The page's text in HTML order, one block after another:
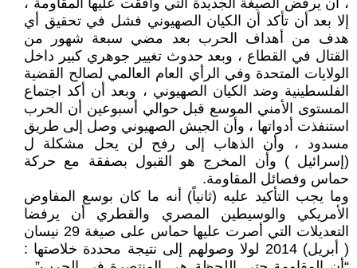
، أن يرفض الصيغة الجديدة التي وافقت عليها المقاومة ،
إلا بعد أن تأكد أن الكيان الصهيوني فشل في تحقيق أي
هدف من أهداف الحرب بعد مضي سبعة شهور من
القتال في القطاع ، وبعد حدوث تغيير جوهري كبير داخل
الولايات المتحدة وفي الرأي العام العالمي لصالح القضية
الفلسطينية وضد الكيان الصهيوني ، وبعد أن أكد اجتماع
المستوى الأمني الموسع قبل حوالي أسبوعين أن الحرب
استنفذت أدواتها ، وأن الجيش الصهيوني وصل إلى طريق
مسدود ، وأن الذهاب إلى رفح لن يحل مشكلة ل
(إسرائيل ) وأن المخرج هو القبول بصفقة مع حركة
حماس وفصائل المقاومة.
وما يجب التأكيد عليه (ثانياً) أنه ما كان بوسع المفاوض
الأمريكي والوسيطين المصري والقطري أن يرفضا
التعديلات التي أصرت عليها حماس على صيغة 29 نيسان
( أبريل) 2014 لولا وصولهم إلى نتيجة محددة خلاصتها :